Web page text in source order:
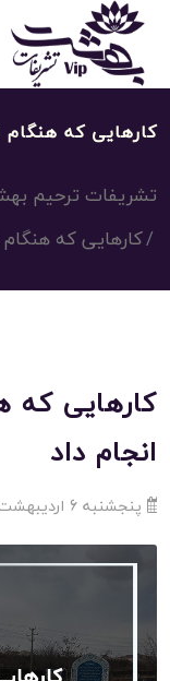
کارهایی که هنگام
تشریفات ترحیم
کارهایی که هنگام
کارهایی که
انجام داد
پنجشنبه 6 اردیبهشت 1403